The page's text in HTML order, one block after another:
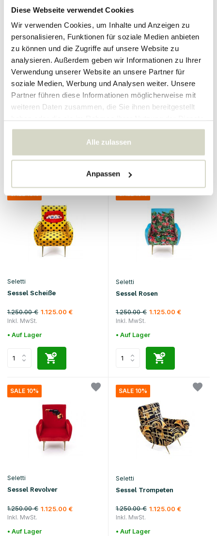
Diese Webseite verwendet Cookies
Wir verwenden Cookies, um Inhalte und Anzeigen zu
personalisieren, Funktionen für soziale Medien anbieten
zu können und die Zugriffe auf unsere Website zu
analysieren. Außerdem geben wir Informationen zu Ihrer
Verwendung unserer Website an unsere Partner für
soziale Medien, Werbung und Analysen weiter. Unsere
Partner führen diese Informationen möglicherweise mit
weiteren Daten zusammen, die Sie ihnen bereitgestellt
gesammelt haben.
Alle zulassen
Anpassen
Seletti
Zungensessel
Seletti
Sesselblumen mit Löchern
Seletti
Sessel Scheiße
1.250.00 € 1.125.00 €
Inkl. MwSt.
• Auf Lager
Seletti
Sessel Rosen
1.250.00 € 1.125.00 €
Inkl. MwSt.
• Auf Lager
SALE 10%
Seletti
Sessel Revolver
1.250.00 € 1.125.00 €
Inkl. MwSt.
• Auf Lager
SALE 10%
Seletti
Sessel Trompeten
1.250.00 € 1.125.00 €
Inkl. MwSt.
• Auf Lager